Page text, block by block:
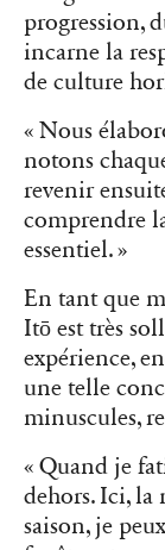
progression,
incarne la
de culture
« Nous
notons
revenir
comprendre
essentiel. »
En tant que
Itō est très
expérience,
une telle
minuscules,
« Quand je
dehors. Ici, la
saison, je